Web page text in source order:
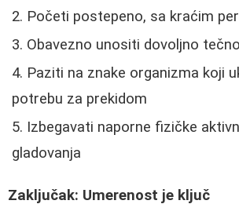
Početi postepeno, sa kraćim
Obavezno unositi dovoljno
Paziti na znake organizma koji
potrebu za prekidom
Izbegavati naporne fizičke
gladovanja
Zaključak: Umerenost je ključ